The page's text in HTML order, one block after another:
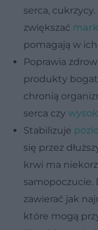
serca,
zwiększać
pomagają w
Poprawia
produkty
chronią
serca czy
Stabilizuje
się przez
krwi ma
samopoczucie.
zawierać jak
które mogą